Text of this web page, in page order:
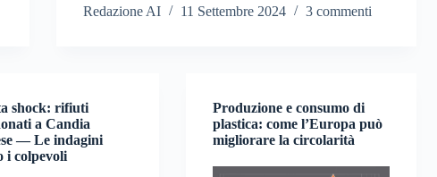
Redazione AI 11 Settembre 2024 3 commenti
shock: rifiuti
a Candia
— Le indagini
i colpevoli
Produzione e consumo di
plastica: come l’Europa può
migliorare la circolarità